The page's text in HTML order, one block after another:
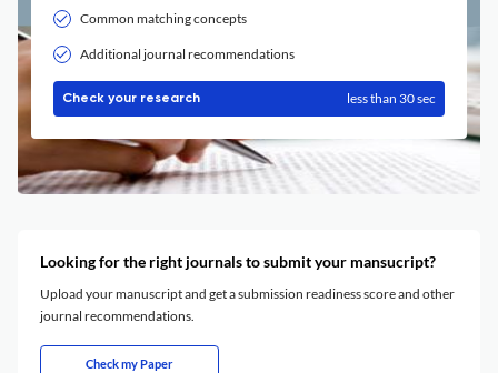
Common matching concepts
Additional journal recommendations
Check your research less than 30 sec
Looking for the right journals to submit your mansucript?
Upload your manuscript and get a submission readiness score and other
journal recommendations.
Check my Paper